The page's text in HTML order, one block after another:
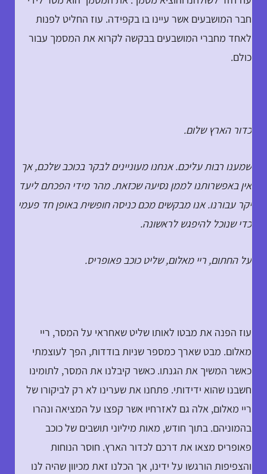
חבר המושבעים אשר עיינו בו בקפידה. עוז החליט לפנות
לאחד מחברי המושבעים בבקשה לקרוא את המסמך עבור
כולם.
כדור הארץ שלום.
שמענו רבות עליכם. אנחנו מעוניינים לבקר בכוכב שלכם, אך
אין באפשרותנו לממן נסיעה שכזאת. מהר מידי הפכתם ליעד
יקר עבורנו. אנו מבקשים מכם כניסה חופשית באופן חד פעמי
כדי שנוכל להיפגש לראשונה.
על החתום, ריי מאלום, שליט כוכב פאופריס.
עוז הפנה את מבטו לאותו שליט שאחראי על המסר, ריי
מאלום. מבט שארך כמספר שניות בודדות, הפך לעוצמתי
כאשר המשיך את הגנתו. כאשר קיבלנו את המסר, לתומינו
חשבנו שהוא ידידותי. פתחנו את שערינו לא רק לביקורו של
ריי מאלום, אלה גם לאזרחיו אשר קפצו על המציאה ונהרו
בהמוניהם. בתוך חודש, מאות מיליוני תושבים של כוכב
פאופריס מצאו את דרכם לכדור הארץ. חוסר הנוחות
והצפיפות הורגשו על ידינו, אך הכלנו זאת מכיוון שהיה לנו